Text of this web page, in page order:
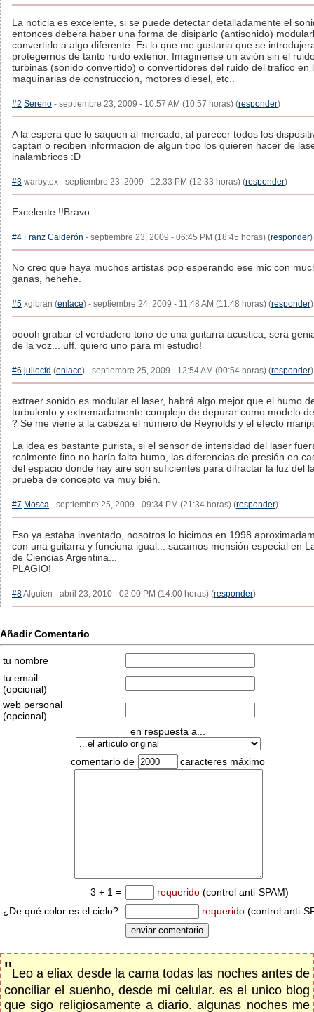
La noticia es excelente, si se puede detectar detalladamente el
entonces debera haber una forma de disiparlo (antisonido)
convertirlo a algo diferente. Es lo que me gustaria que se
protegernos de tanto ruido exterior. Imaginense un avión sin el
turbinas (sonido convertido) o convertidores del ruido del trafico en
maquinarias de construccion, motores diesel, etc..
#2 Sereno - septiembre 23, 2009 - 10:57 AM (10:57 horas) (responder)
A la espera que lo saquen al mercado, al parecer todos los
captan o reciben informacion de algun tipo los quieren hacer de
inalambricos :D
#3 warbytex - septiembre 23, 2009 - 12:33 PM (12:33 horas) (responder)
Excelente !!Bravo
#4 Franz Calderón - septiembre 23, 2009 - 06:45 PM (18:45 horas) (responder)
No creo que haya muchos artistas pop esperando ese mic con
ganas, hehehe.
#5 xgibran (enlace) - septiembre 24, 2009 - 11:48 AM (11:48 horas) (responder)
ooooh grabar el verdadero tono de una guitarra acustica, sera
de la voz... uff. quiero uno para mi estudio!
#6 juliocfd (enlace) - septiembre 25, 2009 - 12:54 AM (00:54 horas) (responder)
extraer sonido es modular el laser, habrá algo mejor que el humo
turbulento y extremadamente complejo de depurar como modelo
? Se me viene a la cabeza el número de Reynolds y el efecto
La idea es bastante purista, si el sensor de intensidad del laser
realmente fino no haría falta humo, las diferencias de presión en
del espacio donde hay aire son suficientes para difractar la luz del
prueba de concepto va muy bién.
#7 Mosca - septiembre 25, 2009 - 09:34 PM (21:34 horas) (responder)
Eso ya estaba inventado, nosotros lo hicimos en 1998
con una guitarra y funciona igual... sacamos mensión especial en
de Ciencias Argentina...
PLAGIO!
#8Alguien - abril 23, 2010 - 02:00 PM (14:00 horas) (responder)
Añadir Comentario
tu nombre
tu email
(opcional)
web personal
(opcional)
en respuesta a...
comentario de caracteres máximo
3 + 1 = requerido (control anti-SPAM)
¿De qué color es el cielo?:
requerido (control anti-
"Leo a eliax desde la cama todas las noches antes de
conciliar el suenho, desde mi celular. es el unico blog
que sigo religiosamente a diario. algunas noches me